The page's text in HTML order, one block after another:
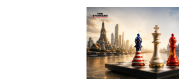
ส่วนยุทธศาสตร์ไทย –
อินโดนีเซีย